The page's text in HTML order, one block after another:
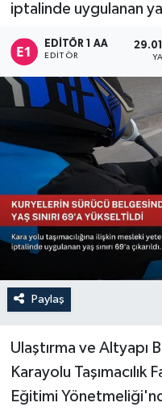
iptalinde uygulanan yaş
EDITÖR 1 AA
EDITÖR
Paylaş
Ulaştırma ve Altyapı
Karayolu
Eğitimi
Gündem
Magazin
Sağlık
Spor
Türkiye